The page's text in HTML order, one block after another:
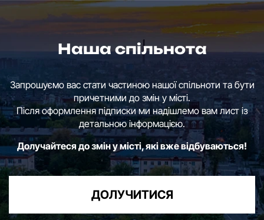
Наша спільнота
Запрошуємо вас стати частиною нашої спільноти та бути
причетними до змін у місті.
Після оформлення підписки ми надішлемо вам лист із
детальною інформацією.
Долучайтеся до змін у місті, які вже відбуваються!
ДОЛУЧИТИСЯ